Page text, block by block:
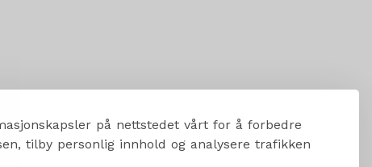
på nettstedet vårt for å forbedre
tilby personlig innhold og analysere trafikken